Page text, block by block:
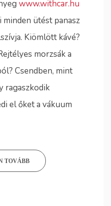
www.withcar.hu
minden ütést panasz
Kiömlött kávé?
morzsák a
Csendben, mint
ragaszkodik
el őket a vákuum
TOVÁBB